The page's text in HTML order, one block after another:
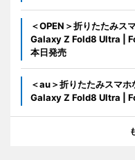
＜OPEN＞折りたたみ
Galaxy Z Fold8 Ultra |
本日発売
＜au＞折りたたみスマ
Galaxy Z Fold8 Ultra |